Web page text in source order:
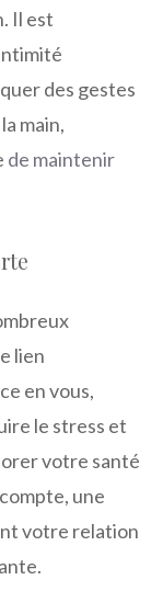
Il est
des gestes
main,
de maintenir
lien
en vous,
le stress et
votre santé
une
votre relation